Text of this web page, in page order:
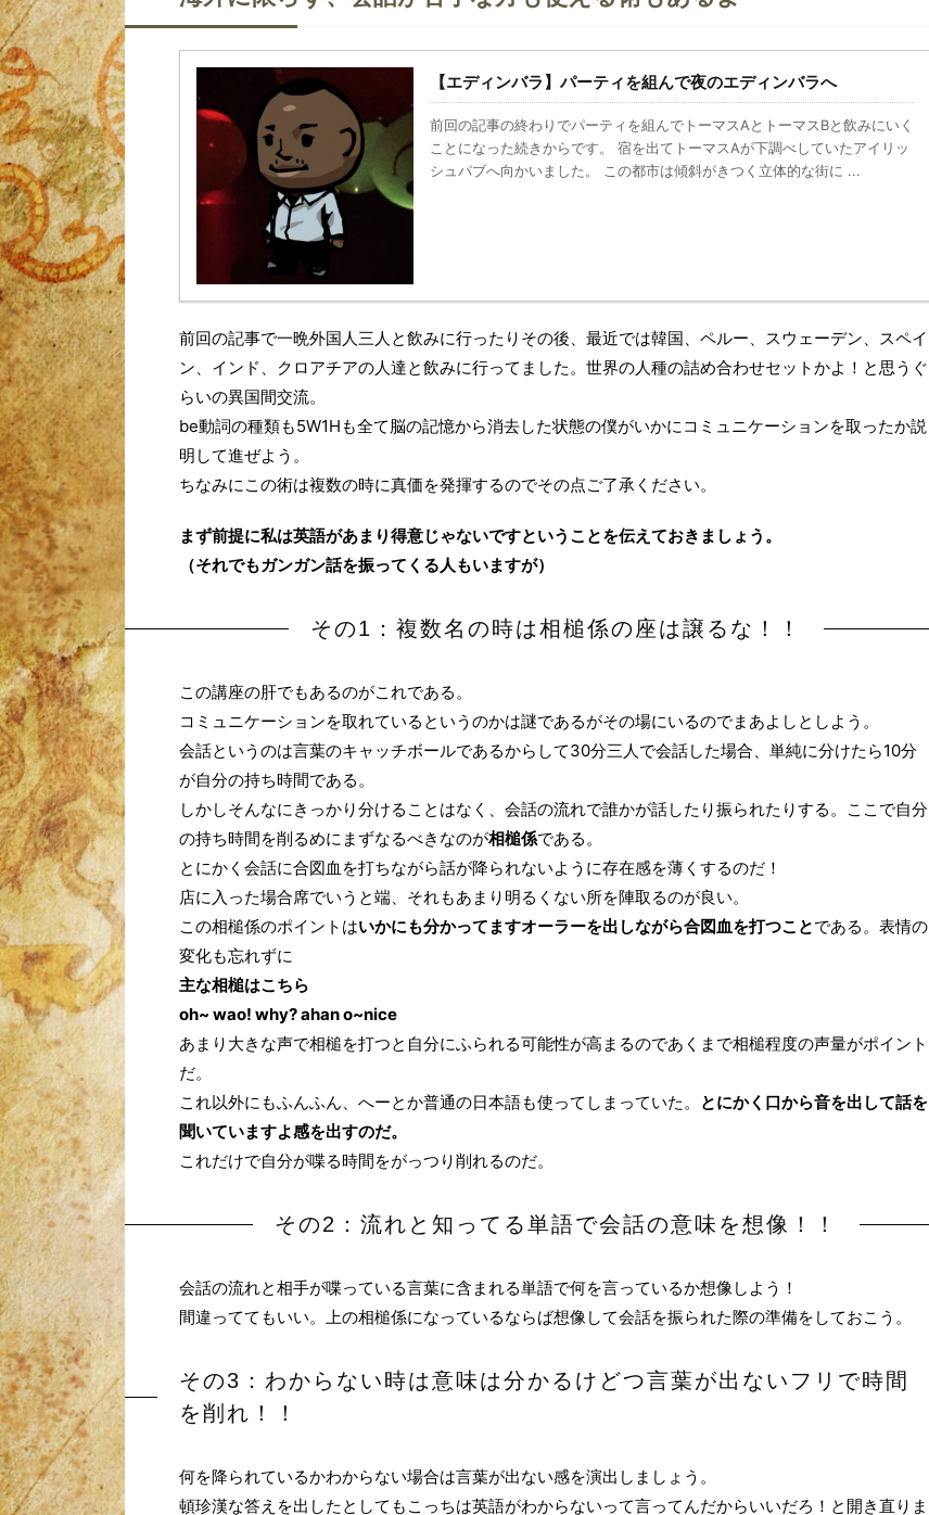
【エディンバラ】パーティを組んで夜のエディンバラへ
前回の記事の終わりでパーティを組んでトーマスAとトーマスBと飲みにいく
ことになった続きからです。 宿を出てトーマスAが下調べしていたアイリッ
シュパブへ向かいました。 この都市は傾斜がきつく立体的な街に ...
前回の記事で一晩外国人三人と飲みに行ったりその後、最近では韓国、ペルー、スウェーデン、スペイ
ン、インド、クロアチアの人達と飲みに行ってました。世界の人種の詰め合わせセットかよ！と思うぐ
らいの異国間交流。
be動詞の種類も5W1Hも全て脳の記憶から消去した状態の僕がいかにコミュニケーションを取ったか説
明して進ぜよう。
ちなみにこの術は複数の時に真価を発揮するのでその点ご了承ください。
まず前提に私は英語があまり得意じゃないですということを伝えておきましょう。
（それでもガンガン話を振ってくる人もいますが）
その1：複数名の時は相槌係の座は譲るな！！
この講座の肝でもあるのがこれである。
コミュニケーションを取れているというのかは謎であるがその場にいるのでまあよしとしよう。
会話というのは言葉のキャッチボールであるからして30分三人で会話した場合、単純に分けたら10分
が自分の持ち時間である。
しかしそんなにきっかり分けることはなく、会話の流れで誰かが話したり振られたりする。ここで自分
の持ち時間を削るめにまずなるべきなのが相槌係である。
とにかく会話に合図血を打ちながら話が降られないように存在感を薄くするのだ！
店に入った場合席でいうと端、それもあまり明るくない所を陣取るのが良い。
この相槌係のポイントはいかにも分かってますオーラーを出しながら合図血を打つことである。表情の
変化も忘れずに
主な相槌はこちら
oh~ wao! why? ahan o~nice
あまり大きな声で相槌を打つと自分にふられる可能性が高まるのであくまで相槌程度の声量がポイント
だ。
これ以外にもふんふん、へーとか普通の日本語も使ってしまっていた。
とにかく口から音を出して話を
聞いていますよ感を出すのだ。
これだけで自分が喋る時間をがっつり削れるのだ。
その2：流れと知ってる単語で会話の意味を想像！！
会話の流れと相手が喋っている言葉に含まれる単語で何を言っているか想像しよう！
間違っててもいい。上の相槌係になっているならば想像して会話を振られた際の準備をしておこう。
その3：わからない時は意味は分かるけどつ言葉が出ないフリで時間
を削れ！！
何を降られているかわからない場合は言葉が出ない感を演出しましょう。
頓珍漢な答えを出したとしてもこっちは英語がわからないって言ってんだからいいだろ！と開き直りま